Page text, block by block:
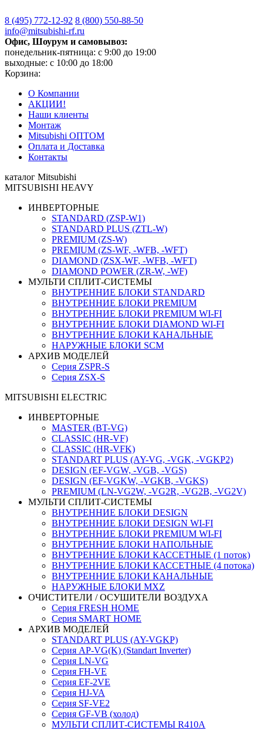
8 (495) 772-12-92 8 (800) 550-88-50
info@mitsubishi-rf.ru
Офис, Шоурум и самовывоз:
понедельник-пятница: с 9:00 до 19:00
выходные: с 10:00 до 18:00
Корзина:
О Компании
АКЦИИ!
Наши клиенты
Монтаж
Mitsubishi ОПТОМ
Оплата и Доставка
Контакты
каталог Mitsubishi
MITSUBISHI HEAVY
ИНВЕРТОРНЫЕ
STANDARD (ZSP-W1)
STANDARD PLUS (ZTL-W)
PREMIUM (ZS-W)
PREMIUM (ZS-WF, -WFB, -WFT)
DIAMOND (ZSX-WF, -WFB, -WFT)
DIAMOND POWER (ZR-W, -WF)
МУЛЬТИ СПЛИТ-СИСТЕМЫ
ВНУТРЕННИЕ БЛОКИ STANDARD
ВНУТРЕННИЕ БЛОКИ PREMIUM
ВНУТРЕННИЕ БЛОКИ PREMIUM WI-FI
ВНУТРЕННИЕ БЛОКИ DIAMOND WI-FI
ВНУТРЕННИЕ БЛОКИ КАНАЛЬНЫЕ
НАРУЖНЫЕ БЛОКИ SCM
АРХИВ МОДЕЛЕЙ
Серия ZSPR-S
Серия ZSX-S
MITSUBISHI ELECTRIC
ИНВЕРТОРНЫЕ
MASTER (BT-VG)
CLASSIC (HR-VF)
CLASSIC (HR-VFK)
STANDART PLUS (AY-VG, -VGK, -VGKP2)
DESIGN (EF-VGW, -VGB, -VGS)
DESIGN (EF-VGKW, -VGKB, -VGKS)
PREMIUM (LN-VG2W, -VG2R, -VG2B, -VG2V)
МУЛЬТИ СПЛИТ-СИСТЕМЫ
ВНУТРЕННИЕ БЛОКИ DESIGN
ВНУТРЕННИЕ БЛОКИ DESIGN WI-FI
ВНУТРЕННИЕ БЛОКИ PREMIUM WI-FI
ВНУТРЕННИЕ БЛОКИ НАПОЛЬНЫЕ
ВНУТРЕННИЕ БЛОКИ КАССЕТНЫЕ (1 поток)
ВНУТРЕННИЕ БЛОКИ КАССЕТНЫЕ (4 потока)
ВНУТРЕННИЕ БЛОКИ КАНАЛЬНЫЕ
НАРУЖНЫЕ БЛОКИ MXZ
ОЧИСТИТЕЛИ / ОСУШИТЕЛИ ВОЗДУХА
Серия FRESH HOME
Серия SMART HOME
АРХИВ МОДЕЛЕЙ
STANDART PLUS (AY-VGKP)
Серия AP-VG(K) (Standart Inverter)
Серия LN-VG
Серия FH-VE
Серия EF-2VE
Серия HJ-VA
Серия SF-VE2
Серия GF-VB (холод)
МУЛЬТИ СПЛИТ-СИСТЕМЫ R410A